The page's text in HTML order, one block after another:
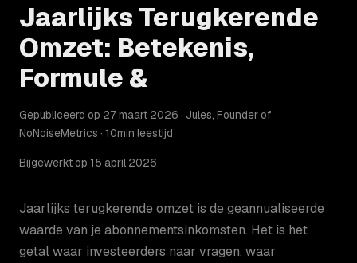
Jaarlijks Terugkerende
Omzet: Betekenis,
Formule &
Gepubliceerd op 27 maart 2026 · Jules, Founder of
NoNoiseMetrics · 10min leestijd
Bijgewerkt op 15 april 2026
Jaarlijks terugkerende omzet is de geannualiseerde
waarde van je abonnementsinkomsten. Het is het
getal waar investeerders naar vragen, waar